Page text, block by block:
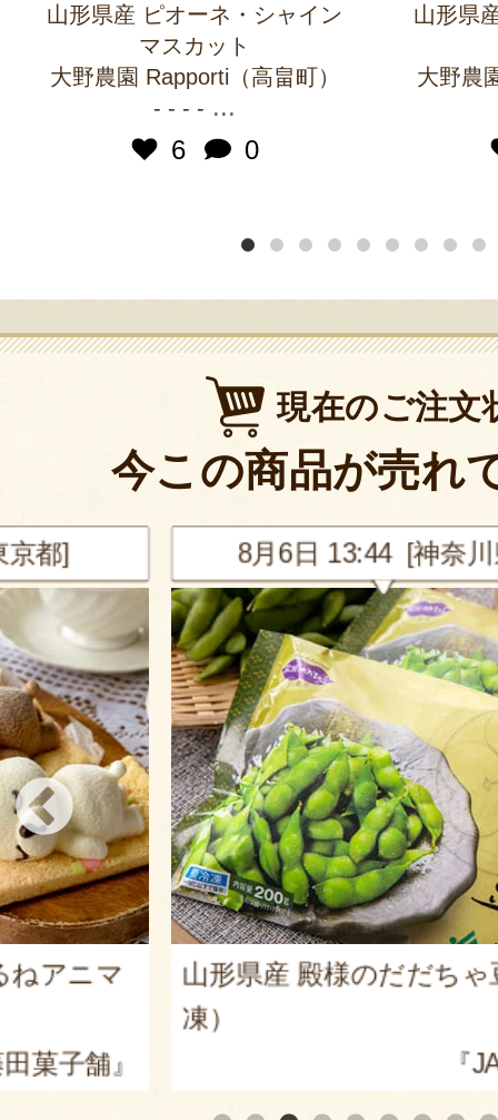
山形県産 ピオーネ・シャイン
マスカット
大野農園 Rapporti（高畠町）
- - - - ...
6
0
山形県
大野農
現在のご注文
今この商品が売れ
都]
ねアニマ
菓子舗』
8月6日 13:44 [神奈川
山形県産 殿様のだだちゃ
凍）
『